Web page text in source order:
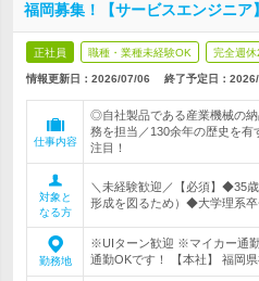
福岡募集！【サービスエンジニ
正社員 職種・業種未経験OK 完全週休
情報更新日：2026/07/06 終了予定日：
仕事内容
◎自社製品である産業機械の
務を担当／130余年の歴史を有
注目！
対象と
なる方
＼未経験歓迎／【必須】◆35
形成を図るため）◆大学理系
勤務地
※UIターン歓迎 ※マイカー通
通勤OKです！ 【本社】 福岡